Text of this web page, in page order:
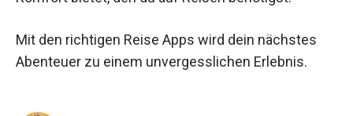
Mit den richtigen Reise Apps wird dein nächstes
Abenteuer zu einem unvergesslichen Erlebnis.